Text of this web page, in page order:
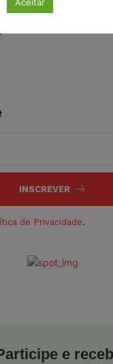
no local de
INSCREVER
de Privacidade.
e